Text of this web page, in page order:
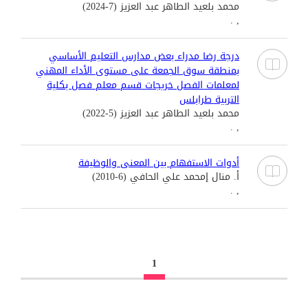
محمد بلعيد الطاهر عبد العزيز (7-2024)
, .
درجة رضا مدراء بعض مدارس التعليم الأساسي
بمنطقة سوق الجمعة على مستوى الأداء المهني
لمعلمات الفصل خريجات قسم معلم فصل بكلية
التربية طرابلس
محمد بلعيد الطاهر عبد العزيز (5-2022)
, .
أدوات الاستفهام بين المعنى والوظيفة
أ. منال إمحمد علي الحافي (6-2010)
, .
1